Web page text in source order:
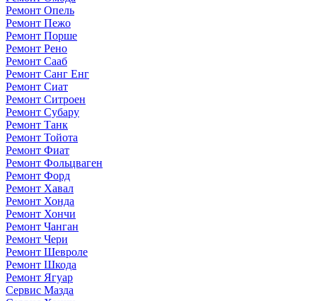
Ремонт Опель
Ремонт Пежо
Ремонт Порше
Ремонт Рено
Ремонт Сааб
Ремонт Санг Енг
Ремонт Сиат
Ремонт Ситроен
Ремонт Субару
Ремонт Танк
Ремонт Тойота
Ремонт Фиат
Ремонт Фольцваген
Ремонт Форд
Ремонт Хавал
Ремонт Хонда
Ремонт Хончи
Ремонт Чанган
Ремонт Чери
Ремонт Шевроле
Ремонт Шкода
Ремонт Ягуар
Сервис Мазда